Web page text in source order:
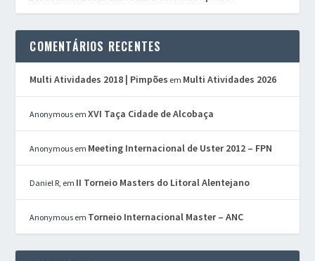
COMENTÁRIOS RECENTES
Multi Atividades 2018 | Pimpões em Multi Atividades 2026
Anonymous emXVI Taça Cidade de Alcobaça
Anonymous em Meeting Internacional de Uster 2012 – FPN
Daniel R, em II Torneio Masters do Litoral Alentejano
Anonymous em Torneio Internacional Master – ANC